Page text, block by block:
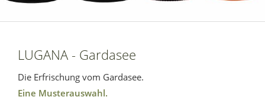
LUGANA - Gardasee
Die Erfrischung vom Gardasee.
Eine Musterauswahl.